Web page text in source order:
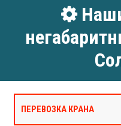
ПЕРЕВОЗКА КРАНА